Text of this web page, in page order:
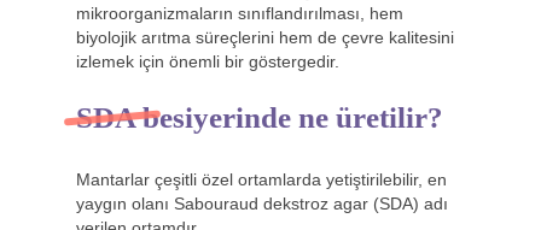
mikroorganizmaların sınıflandırılması, hem
biyolojik arıtma süreçlerini hem de çevre kalitesini
izlemek için önemli bir göstergedir.
SDA besiyerinde ne üretilir?
Mantarlar çeşitli özel ortamlarda yetiştirilebilir, en
yaygın olanı Sabouraud dekstroz agar (SDA) adı